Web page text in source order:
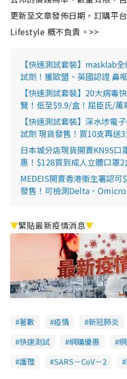
更新至文章發佈日期，訂購平
Lifestyle 概不負責。>>
【快速測試套裝】masklab
試劑！獲歐盟、英國認證 鼻
【快速測試套裝】20大病毒
覽！低至$9.9/盒！屈臣氏/
【快速測試套裝】深水埗電
試劑 現貨發售！買10支再送
日本城分店現貨開賣KN95口
惠！$128買到成人立體口罩
MEDEIS開賣香港衛生署認
發售！可檢測Delta、
▼緊貼最新疫情消息▼
著數 疫情 新冠肺炎
快速測試
網購優惠
護理
SARS－CoV－2